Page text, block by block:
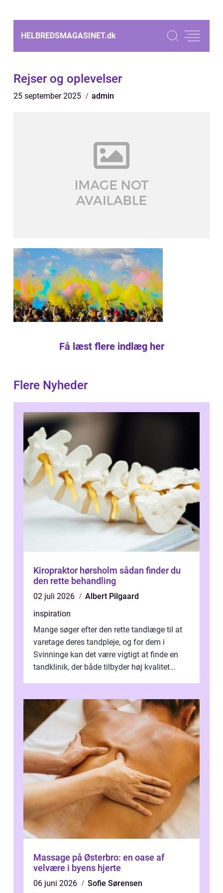
HELBREDSMAGASINET.dk
Rejser og oplevelser
25 september 2025 admin
Få læst flere indlæg her
Flere Nyheder
Kiropraktor hørsholm sådan finder du
den rette behandling
02 juli 2026
Albert Pilgaard
inspiration
Mange søger efter den rette tandlæge til at
varetage deres tandpleje, og for dem i
Svinninge kan det være vigtigt at finde en
tandklinik, der både tilbyder høj kvalitet...
Massage på Østerbro: en oase af
velvære i byens hjerte
06 juni 2026 Sofie Sørensen